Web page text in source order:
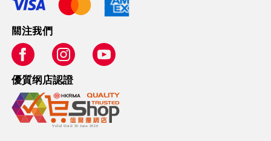
關注我們
優質纲店認證